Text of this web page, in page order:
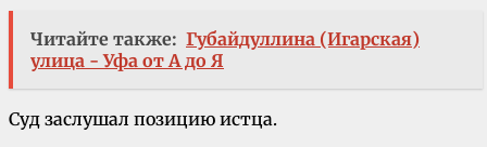
Читайте также: Губайдуллина (Игарская)
улица - Уфа от А до Я
Суд заслушал позицию истца.